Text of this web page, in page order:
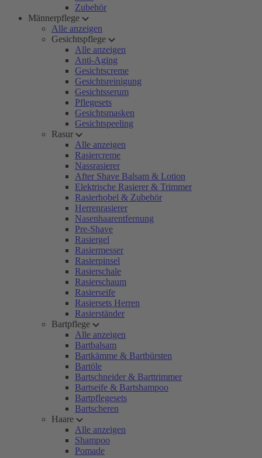
Zubehör
Männerpflege
Alle anzeigen
Gesichtspflege
Alle anzeigen
Anti-Aging
Gesichtscreme
Gesichtsreinigung
Gesichtsserum
Pflegesets
Gesichtsmasken
Gesichtspeeling
Rasur
Alle anzeigen
Rasiercreme
Nassrasierer
After Shave Balsam & Lotion
Elektrische Rasierer & Trimmer
Rasierhobel & Zubehör
Herrenrasierer
Nasenhaarentfernung
Pre-Shave
Rasiergel
Rasiermesser
Rasierpinsel
Rasierschale
Rasierschaum
Rasierseife
Rasiersets Herren
Rasierständer
Bartpflege
Alle anzeigen
Bartbalsam
Bartkämme & Bartbürsten
Bartöle
Bartschneider & Barttrimmer
Bartseife & Bartshampoo
Bartpflegesets
Bartscheren
Haare
Alle anzeigen
Shampoo
Pomade